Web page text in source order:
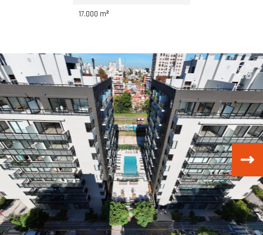
17.000 m²